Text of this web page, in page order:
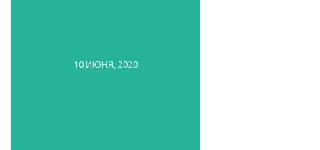
10 ИЮНЯ, 2020